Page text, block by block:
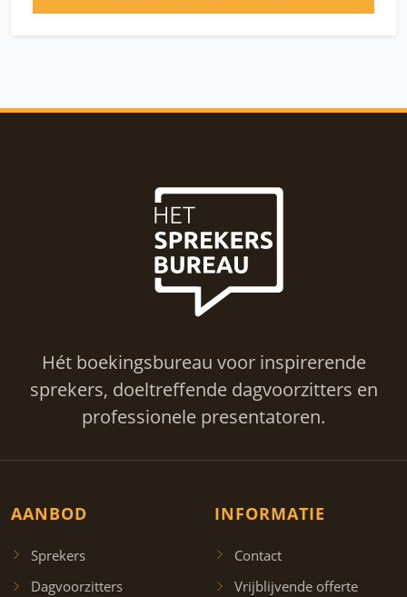
Hét boekingsbureau voor inspirerende
sprekers, doeltreffende dagvoorzitters en
professionele presentatoren.
AANBOD
Sprekers
Dagvoorzitters
INFORMATIE
Contact
Vrijblijvende offerte